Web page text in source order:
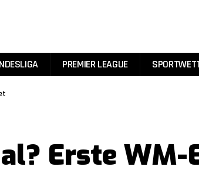
PREMIER LEAGUE
Erste